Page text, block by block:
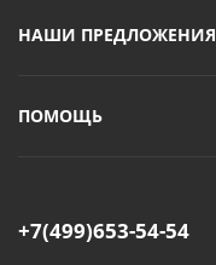
НАШИ ПРЕДЛОЖЕНИЯ
ПОМОЩЬ
+7(499)653-54-54